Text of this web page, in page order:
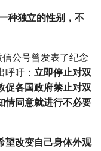
种独立的性别，不
信公号曾发表了纪念
吁： 立即停止对双
促各国政府禁止对双
情同意就进行不必要
望改变自己身体外观